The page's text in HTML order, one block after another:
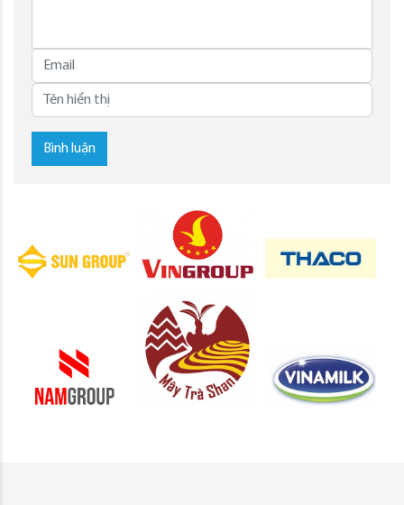
Bình luận